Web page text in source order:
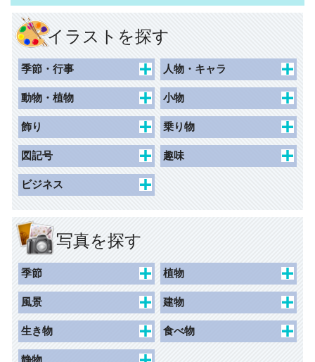
イラストを探す
季節・行事
春
夏
秋
冬
記念日
国旗
レジャー
人物・キャラ
キャラクター
動物キャラクター
女性
動物・植物
花束
花
草木
動物・昆虫
小物
食べ物・飲み物
持ち物・日用品
その他
飾り
枠（ハガキ）
枠（名刺）
枠（写真シール）
枠（リフィル）
ネームシール
ライン
バック（背景）
乗り物
交通
図記号
一般施設
商業施設
観光・文化・スポーツ施設
安全
禁止
指示
趣味
ビジネス
アイテム
マーク
荷札
荷札（千社札シールサイ
ズ）
写真を探す
季節
春
夏
秋
植物
桜
チューリップ
カーネーション
風景
景観
水辺
建物
史跡
生き物
人物
食べ物